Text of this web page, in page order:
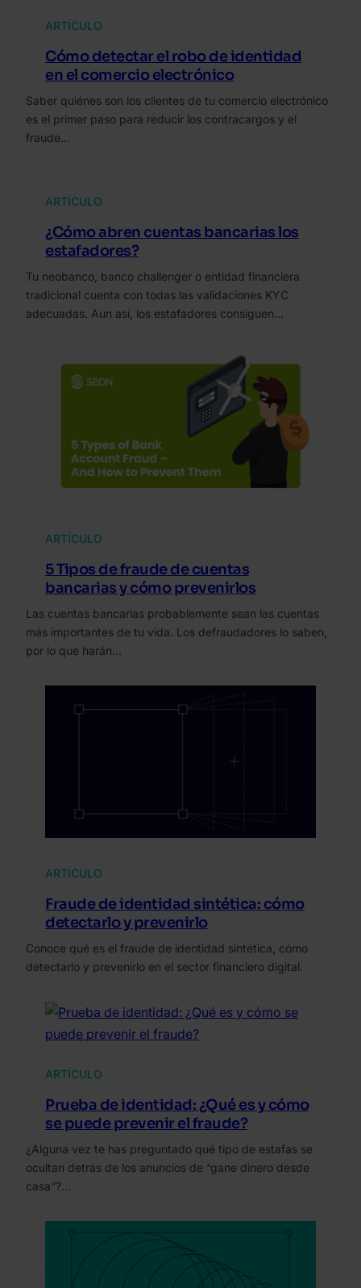
ARTÍCULO
Cómo detectar el robo de identidad
en el comercio electrónico
Saber quiénes son los clientes de tu comercio electrónico
es el primer paso para reducir los contracargos y el
fraude…
ARTÍCULO
¿Cómo abren cuentas bancarias los
estafadores?
Tu neobanco, banco challenger o entidad financiera
tradicional cuenta con todas las validaciones KYC
adecuadas. Aun así, los estafadores consiguen…
ARTÍCULO
5 Tipos de fraude de cuentas
bancarias y cómo prevenirlos
Las cuentas bancarias probablemente sean las cuentas
más importantes de tu vida. Los defraudadores lo saben,
por lo que harán…
ARTÍCULO
Fraude de identidad sintética: cómo
detectarlo y prevenirlo
Conoce qué es el fraude de identidad sintética, cómo
detectarlo y prevenirlo en el sector financiero digital.
ARTÍCULO
Prueba de identidad: ¿Qué es y cómo
se puede prevenir el fraude?
¿Alguna vez te has preguntado qué tipo de estafas se
ocultan detrás de los anuncios de “gane dinero desde
casa”?…